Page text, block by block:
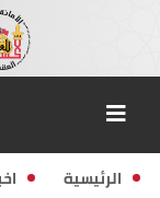
الرئيسية